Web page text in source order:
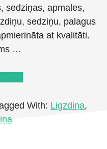
sedziņas, apmales,
sedziņu, palagus
at kvalitāti.
…
ChefWith: Ligzdiņa,